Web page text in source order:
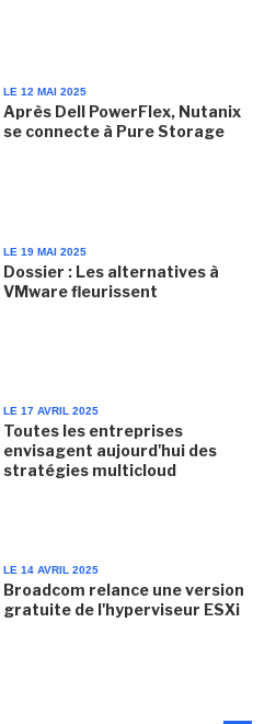
LE 12 MAI 2025
Après Dell PowerFlex, Nutanix
se connecte à Pure Storage
LE 19 MAI 2025
Dossier : Les alternatives à
VMware fleurissent
LE 17 AVRIL 2025
Toutes les entreprises
envisagent aujourd'hui des
stratégies multicloud
LE 14 AVRIL 2025
Broadcom relance une version
gratuite de l'hyperviseur ESXi